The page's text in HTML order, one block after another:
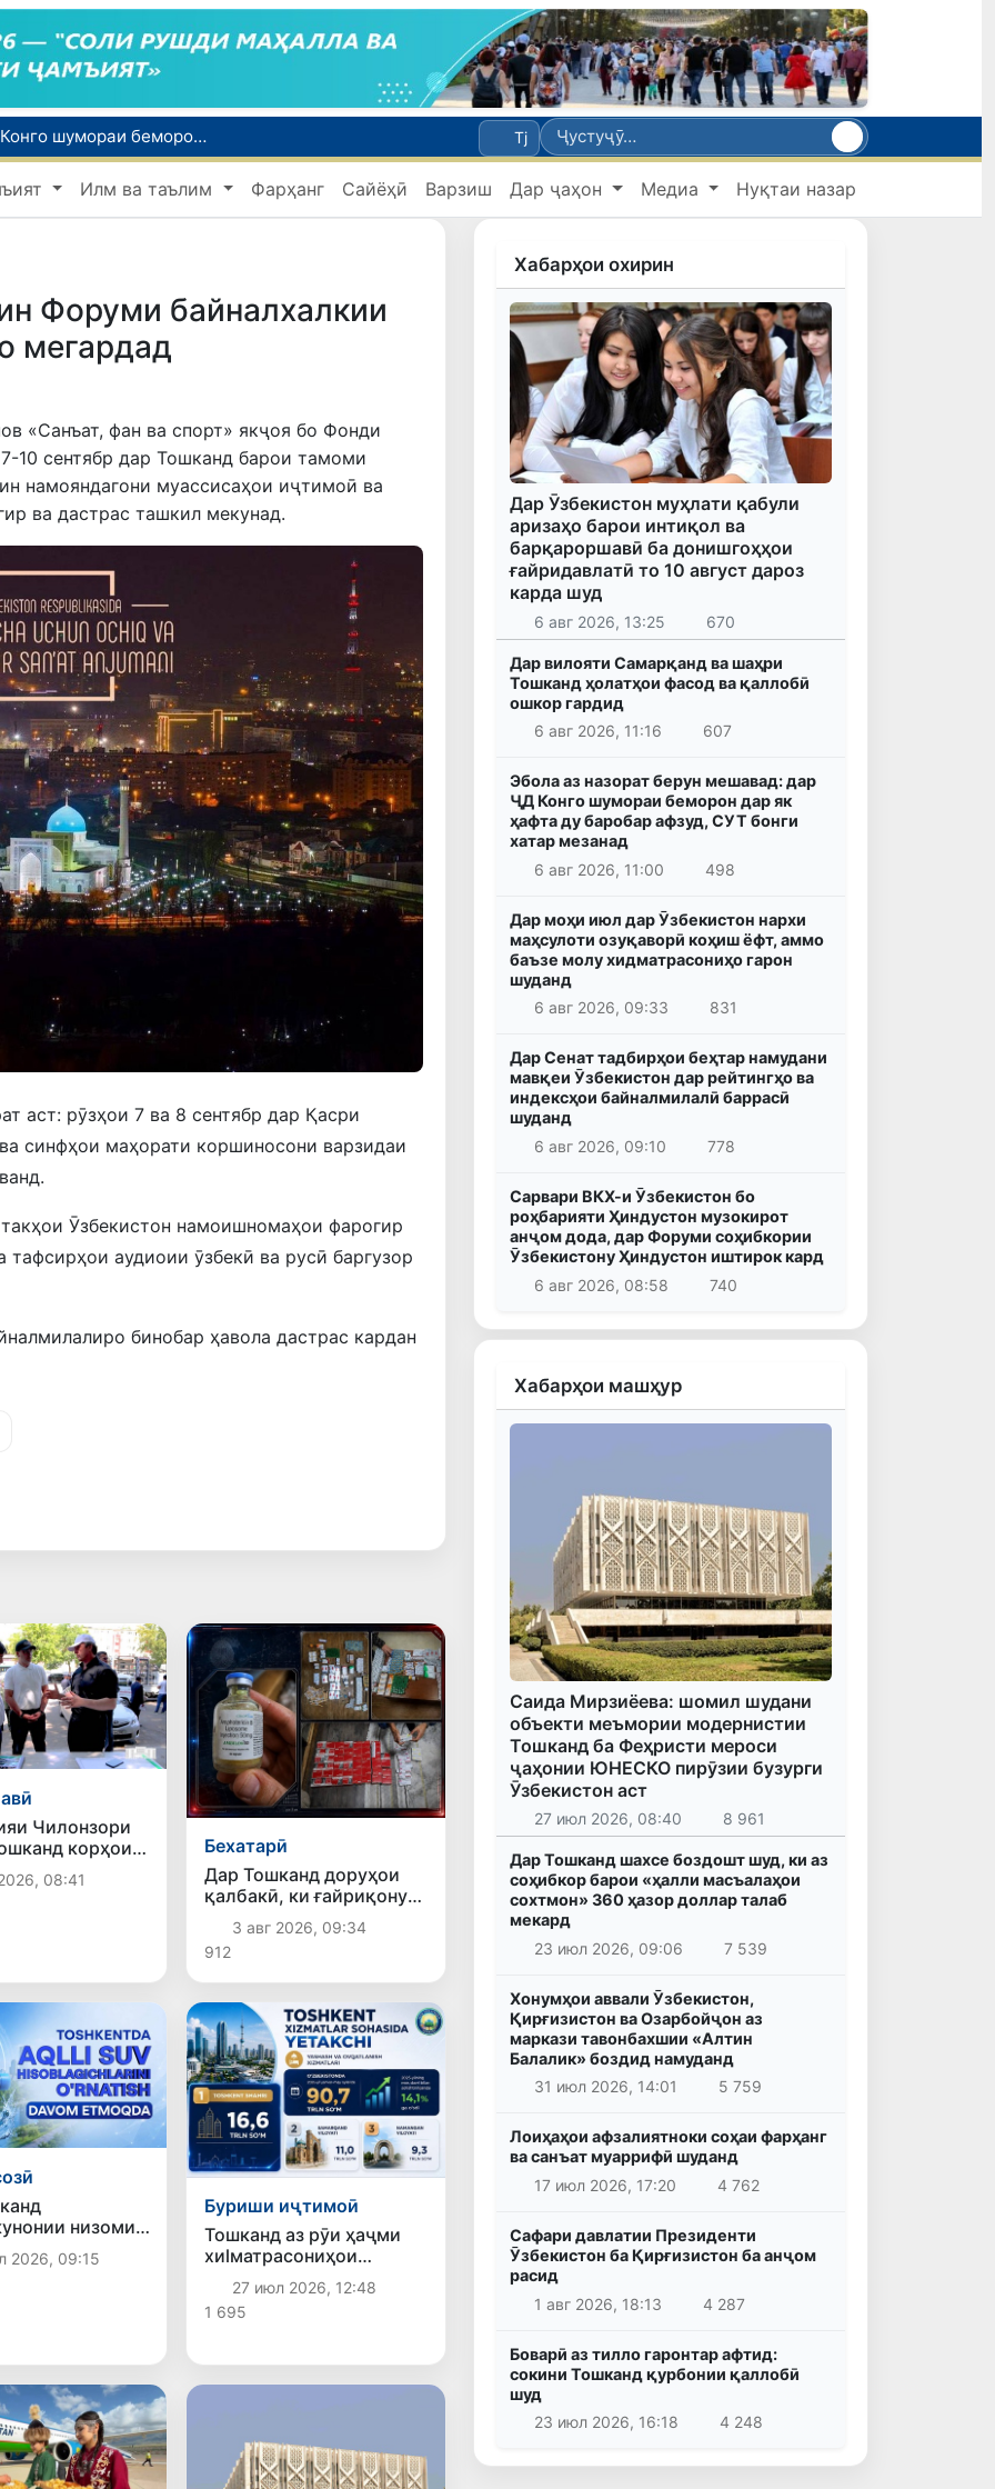
Эбола аз назорат берун мешавад: дар ҶД Конго шумораи беморон дар як ҳафта ду баробар афзуд, СУТ бонги хатар мезанад
Дар моҳи июл дар Ӯзбекистон нархи маҳсулоти озуқаворӣ коҳиш ёфт, аммо баъзе молу хидматрасониҳо гарон шуданд
Дар Сенат тадбирҳои беҳтар намудани мавқеи Ӯзбекистон дар рейтингҳо ва индексҳои байналмилалӣ баррасӣ шуданд
Tj
Илм ва таълим Фарҳанг Сайёҳӣ Варзиш Дар ҷаҳон Медиа Нуқтаи назар
Форуми байналхалкии
мегардад
«Санъат, фан ва спорт» якҷоя бо Фонди
10 сентябр дар Тошканд барои тамоми
намояндагони муассисаҳои иҷтимоӣ ва
ва дастрас ташкил мекунад.
аст: рӯзҳои 7 ва 8 сентябр дар Қасри
синфҳои маҳорати коршиносони варзидаи
Ӯзбекистон намоишномаҳои фарогир
аудиоии ӯзбекӣ ва русӣ баргузор
бинобар ҳавола дастрас кардан
Чилонзори
корҳои
озодсозии
идома
08:41
Бехатарӣ
Дар Тошканд доруҳои
қалбакӣ, ки ғайриқонунӣ
аз Русия ворид шуда
буданд, ошкор
гардиданд
3 авг 2026, 09:34
912
низоми
об идома
175 ҳазор
2026, 09:15
Буриши иҷтимоӣ
Тошканд аз рӯи ҳаҷми
хиlматрасониҳои
ҷойгиронӣ ва хӯрокворӣ
дар ҷои аввал қарор
гирифт
27 июл 2026, 12:48
1 695
Хабарҳои охирин
Дар Ӯзбекистон муҳлати қабули
аризаҳо барои интиқол ва
барқароршавӣ ба донишгоҳҳои
ғайридавлатӣ то 10 август дароз
карда шуд
6 авг 2026, 13:25 670
Дар вилояти Самарқанд ва шаҳри
Тошканд ҳолатҳои фасод ва қаллобӣ
ошкор гардид
6 авг 2026, 11:16
607
Эбола аз назорат берун мешавад: дар
ҶД Конго шумораи беморон дар як
ҳафта ду баробар афзуд, СУТ бонги
хатар мезанад
6 авг 2026, 11:00
498
Дар моҳи июл дар Ӯзбекистон нархи
маҳсулоти озуқаворӣ коҳиш ёфт, аммо
баъзе молу хидматрасониҳо гарон
шуданд
6 авг 2026, 09:33
831
Дар Сенат тадбирҳои беҳтар намудани
мавқеи Ӯзбекистон дар рейтингҳо ва
индексҳои байналмилалӣ баррасӣ
шуданд
6 авг 2026, 09:10
778
Сарвари ВКХ-и Ӯзбекистон бо
роҳбарияти Ҳиндустон музокирот
анҷом дода, дар Форуми соҳибкории
Ӯзбекистону Ҳиндустон иштирок кард
6 авг 2026, 08:58
740
Хабарҳои машҳур
Саида Мирзиёева: шомил шудани
объекти меъмории модернистии
Тошканд ба Феҳристи мероси
ҷаҳонии ЮНЕСКО пирӯзии бузурги
Ӯзбекистон аст
27 июл 2026, 08:40 8 961
Дар Тошканд шахсе боздошт шуд, ки аз
соҳибкор барои «ҳалли масъалаҳои
сохтмон» 360 ҳазор доллар талаб
мекард
23 июл 2026, 09:06
7 539
Хонумҳои аввали Ӯзбекистон,
Қирғизистон ва Озарбойҷон аз
маркази тавонбахшии «Алтин
Балалик» боздид намуданд
31 июл 2026, 14:01
5 759
Лоиҳаҳои афзалиятноки соҳаи фарҳанг
ва санъат муаррифӣ шуданд
17 июл 2026, 17:20
4 762
Сафари давлатии Президенти
Ӯзбекистон ба Қирғизистон ба анҷом
расид
1 авг 2026, 18:13
4 287
Боварӣ аз тилло гаронтар афтид:
сокини Тошканд қурбонии қаллобӣ
шуд
23 июл 2026, 16:18
4 248